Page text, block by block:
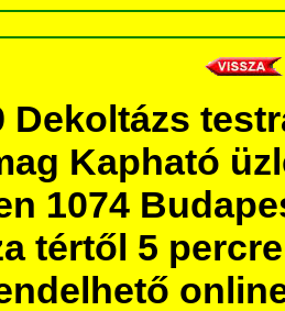
Dekoltázs
Kapható
1074
tértől 5